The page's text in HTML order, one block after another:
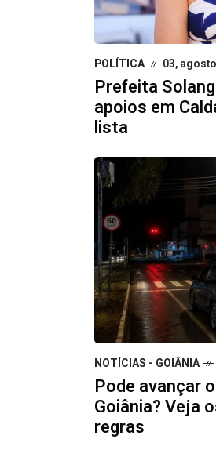
POLÍTICA 03,
Prefeita
apoios em
lista
NOTÍCIAS - GOIÂNIA
Pode avançar
Goiânia? Veja
regras